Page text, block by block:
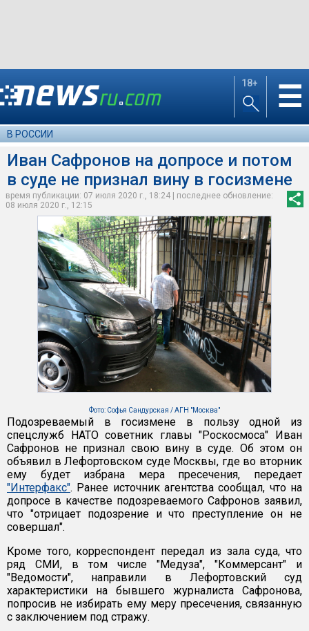
18+ ☰
В РОССИИ
Иван Сафронов на допросе и потом
в суде не признал вину в госизмене
время публикации: 07 июля 2020 г., 18:24 | последнее обновление:
08 июля 2020 г., 12:15
Фото: Софья Сандурская / АГН "Москва"
Подозреваемый в госизмене в пользу одной из
спецслужб НАТО советник главы "Роскосмоса" Иван
Сафронов не признал свою вину в суде. Об этом он
объявил в Лефортовском суде Москвы, где во вторник
ему будет избрана мера пресечения, передает
"Интерфакс". Ранее источник агентства сообщал, что на
допросе в качестве подозреваемого Сафронов заявил,
что "отрицает подозрение и что преступление он не
совершал".
Кроме того, корреспондент передал из зала суда, что
ряд СМИ, в том числе "Медуза", "Коммерсант" и
"Ведомости", направили в Лефортовский суд
характеристики на бывшего журналиста Сафронова,
попросив не избирать ему меру пресечения, связанную
с заключением под стражу.